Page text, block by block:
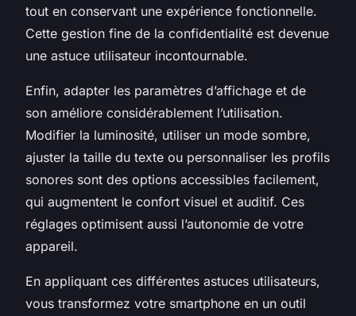
tout en conservant une expérience fonctionnelle.
Cette gestion fine de la confidentialité est devenue
une astuce utilisateur incontournable.
Enfin, adapter les paramètres d’affichage et de
son améliore considérablement l’utilisation.
Modifier la luminosité, utiliser un mode sombre,
ajuster la taille du texte ou personnaliser les profils
sonores sont des options accessibles facilement,
qui augmentent le confort visuel et auditif. Ces
réglages optimisent aussi l’autonomie de votre
appareil.
En appliquant ces différentes astuces utilisateurs,
vous transformez votre smartphone en un outil